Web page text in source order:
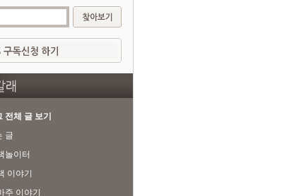
전체 글 보기
글
놀이터
이야기
주 이야기